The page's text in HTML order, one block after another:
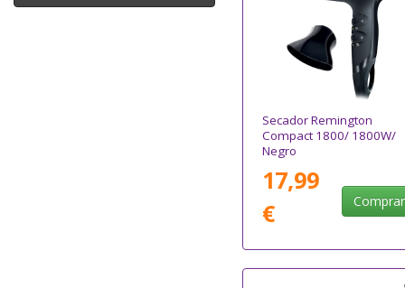
Secador Remington
Compact 1800/ 1800W/
Negro
17,99
€
Comprar